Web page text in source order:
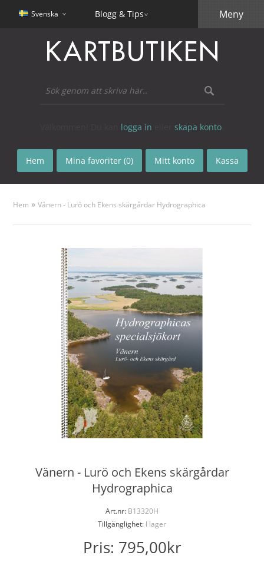
Svenska Blogg & Tips
logga in skapa konto
Hem Mina favoriter (0) Mitt konto Kassa
Meny
Hem »Vänern - Lurö och Ekens skärgårdar Hydrographica
Vänern - Lurö och Ekens skärgårdar
Hydrographica
Art.nr: B13320H
Tillgänglighet: I lager
Pris: 795,00kr